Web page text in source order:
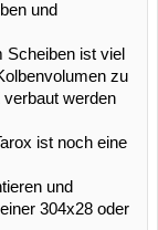
und
ist viel
zu
werden
ist noch eine
und
304x28 oder